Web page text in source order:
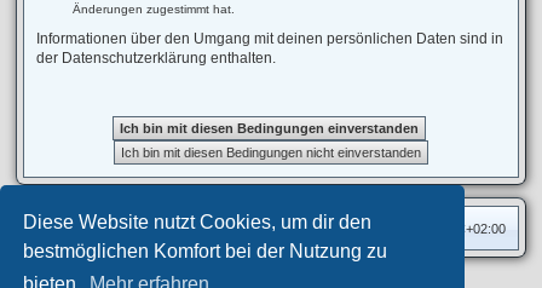
Diese Website nutzt Cookies, um dir den
bestmöglichen Komfort bei der Nutzung zu
Änderungen zugestimmt hat.
Informationen über den Umgang mit deinen persönlichen Daten sind in
der Datenschutzerklärung enthalten.
Foren-Übersicht Alle Zeiten sind UTC+02:00